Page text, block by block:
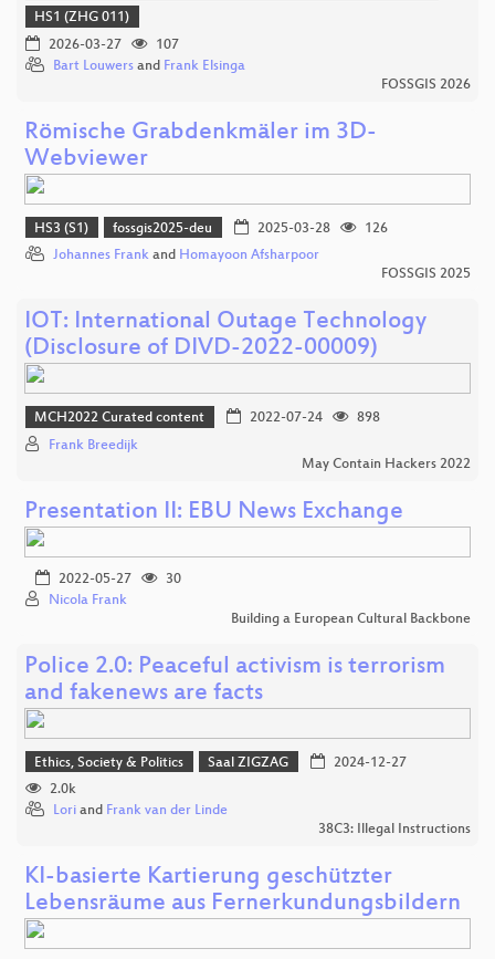
HS1 (ZHG 011)
2026-03-27
107
Bart Louwers and Frank Elsinga
FOSSGIS 2026
Römische Grabdenkmäler im 3D-
Webviewer
HS3 (S1) fossgis2025-deu 2025-03-28
126
Johannes Frank and Homayoon Afsharpoor
FOSSGIS 2025
IOT: International Outage Technology
(Disclosure of DIVD-2022-00009)
MCH2022 Curated content 2022-07-24
898
Frank Breedijk
May Contain Hackers 2022
Presentation II: EBU News Exchange
2022-05-27
30
Nicola Frank
Building a European Cultural Backbone
Police 2.0: Peaceful activism is terrorism
and fakenews are facts
Ethics, Society & Politics Saal ZIGZAG
2024-12-27
2.0k
Lori and Frank van der Linde
38C3: Illegal Instructions
KI-basierte Kartierung geschützter
Lebensräume aus Fernerkundungsbildern